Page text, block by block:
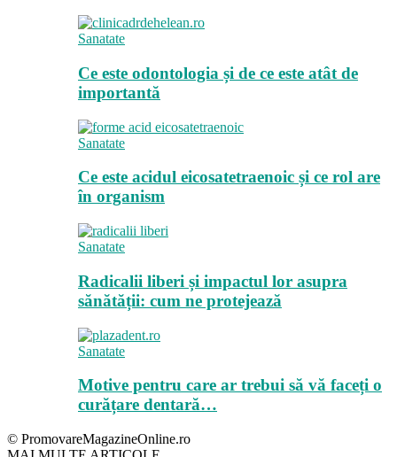
Sanatate
Ce este odontologia și de ce este atât de
importantă
Sanatate
Ce este acidul eicosatetraenoic și ce rol are
în organism
Sanatate
Radicalii liberi și impactul lor asupra
sănătății: cum ne protejează
Sanatate
Motive pentru care ar trebui să vă faceți o
curățare dentară…
© PromovareMagazineOnline.ro